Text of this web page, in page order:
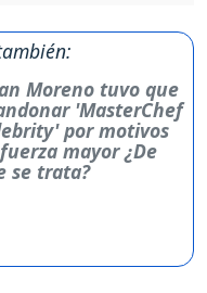
Moreno tuvo que
'MasterChef
por motivos
mayor ¿De
se trata?